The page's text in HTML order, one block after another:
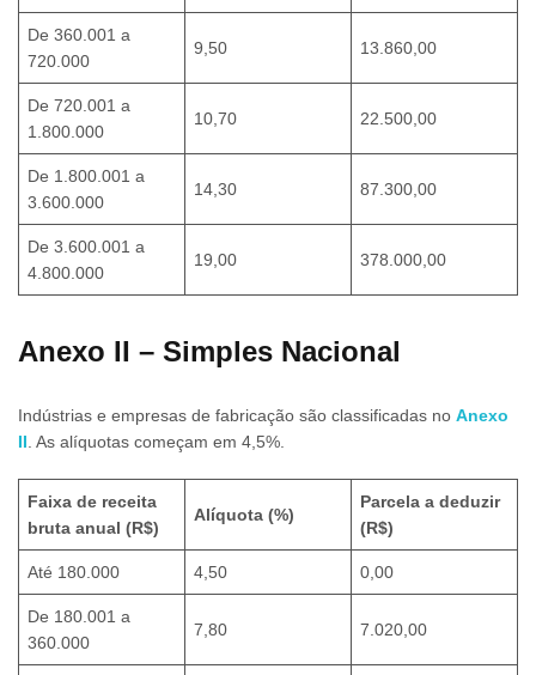
De 360.001 a
720.000
9,50 13.860,00
De 720.001 a
1.800.000
10,70 22.500,00
De 1.800.001 a
3.600.000
14,30 87.300,00
De 3.600.001 a
4.800.000
19,00 378.000,00
Anexo II – Simples Nacional
Indústrias e empresas de fabricação são classificadas no Anexo
II . As alíquotas começam em 4,5%.
Faixa de receita
bruta anual (R$)
Alíquota (%)
Parcela a deduzir
(R$)
Até 180.000 4,50 0,00
De 180.001 a
360.000
7,80 7.020,00